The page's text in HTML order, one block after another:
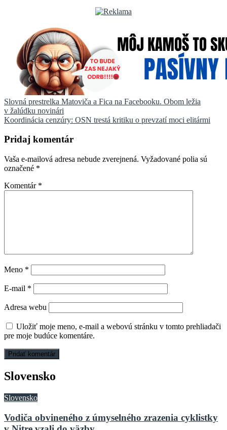
Navigácia
v
Slovná prestrelka Matoviča a Fica na Facebooku. Obom ležia
v žalúdku novinári
Koordinácia cenzúry: OSN trestá kritiku o prevzatí moci elitármi
Pridaj komentár
Vaša e-mailová adresa nebude zverejnená. Vyžadované polia sú
označené *
Komentár *
Meno *
E-mail *
Adresa webu
Uložiť moje meno, e-mail a webovú stránku v tomto prehliadači
pre moje budúce komentáre.
Slovensko
Slovensko
Vodiča obvineného z úmyselného zrazenia cyklistky